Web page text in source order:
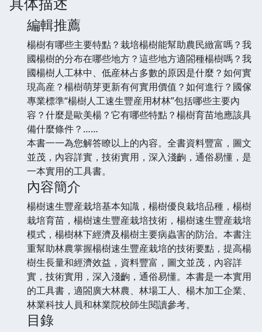
編輯推薦
楊樹有哪些主要特點？栽培楊樹能幫助農民緻富嗎？我
國楊樹的分布在哪些地方？這些地方適閤種楊樹嗎？我
國楊樹人工林中、低産林占多數的原因是什麼？如何實
現高産？楊樹萌芽更新有何實用價值？如何進行？國傢
專業標準“楊樹人工速生豐産用材林”包括哪些主要內
容？什麼是歐美楊？它有哪些特點？楊樹育苗地應該具
備什麼條件？……
本書一一為您解答瞭以上的內容。全書資料豐富，圖文
並茂，內容詳實，技術實用，深入淺齣，通俗易懂，是
一本實用的工具書。
內容簡介
楊樹速生豐産栽培基本知識，楊樹優良栽培品種，楊樹
栽培育苗，楊樹速生豐産栽培技術，楊樹速生豐産栽培
模式，楊樹林下經濟及楊樹主要病蟲害的防治。本書注
重幫助林農掌握楊樹速生豐産栽培的技術要點，提高楊
樹生長量和經濟效益，資料豐富，圖文並茂，內容詳
實，技術實用，深入淺齣，通俗易懂。本書是一本實用
的工具書，適閤廣大林農、林場工人、楊木加工企業、
林業科技人員和林業院校師生閱讀參考。
目錄